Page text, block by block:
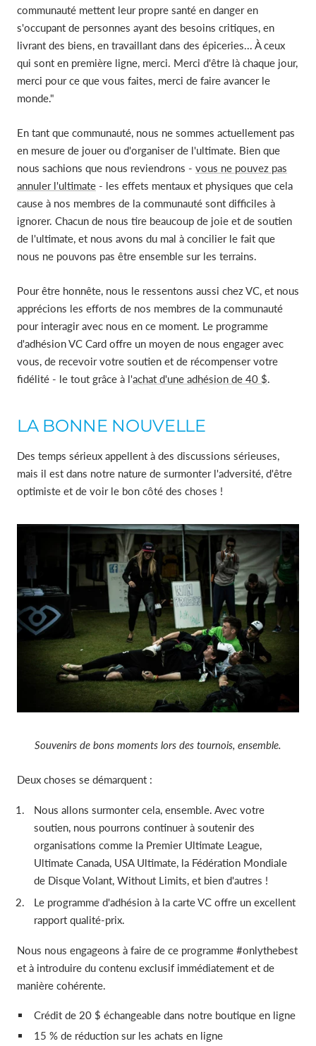
communauté mettent leur propre santé en danger en
s'occupant de personnes ayant des besoins critiques, en
livrant des biens, en travaillant dans des épiceries... À ceux
qui sont en première ligne, merci. Merci d'être là chaque jour,
merci pour ce que vous faites, merci de faire avancer le
monde."
En tant que communauté, nous ne sommes actuellement pas
en mesure de jouer ou d'organiser de l'ultimate. Bien que
nous sachions que nous reviendrons - vous ne pouvez pas
annuler l'ultimate - les effets mentaux et physiques que cela
cause à nos membres de la communauté sont difficiles à
ignorer. Chacun de nous tire beaucoup de joie et de soutien
de l'ultimate, et nous avons du mal à concilier le fait que
nous ne pouvons pas être ensemble sur les terrains.
Pour être honnête, nous le ressentons aussi chez VC, et nous
apprécions les efforts de nos membres de la communauté
pour interagir avec nous en ce moment. Le programme
d'adhésion VC Card offre un moyen de nous engager avec
vous, de recevoir votre soutien et de récompenser votre
fidélité - le tout grâce à l'achat d'une adhésion de 40 $.
LA BONNE NOUVELLE
Des temps sérieux appellent à des discussions sérieuses,
mais il est dans notre nature de surmonter l'adversité, d'être
optimiste et de voir le bon côté des choses !
Souvenirs de bons moments lors des tournois, ensemble.
Deux choses se démarquent :
Nous allons surmonter cela, ensemble. Avec votre
soutien, nous pourrons continuer à soutenir des
organisations comme la Premier Ultimate League,
Ultimate Canada, USA Ultimate, la Fédération Mondiale
de Disque Volant, Without Limits, et bien d'autres !
Le programme d'adhésion à la carte VC offre un excellent
rapport qualité-prix.
Nous nous engageons à faire de ce programme #onlythebest
et à introduire du contenu exclusif immédiatement et de
manière cohérente.
Crédit de 20 $ échangeable dans notre boutique en ligne
15 % de réduction sur les achats en ligne